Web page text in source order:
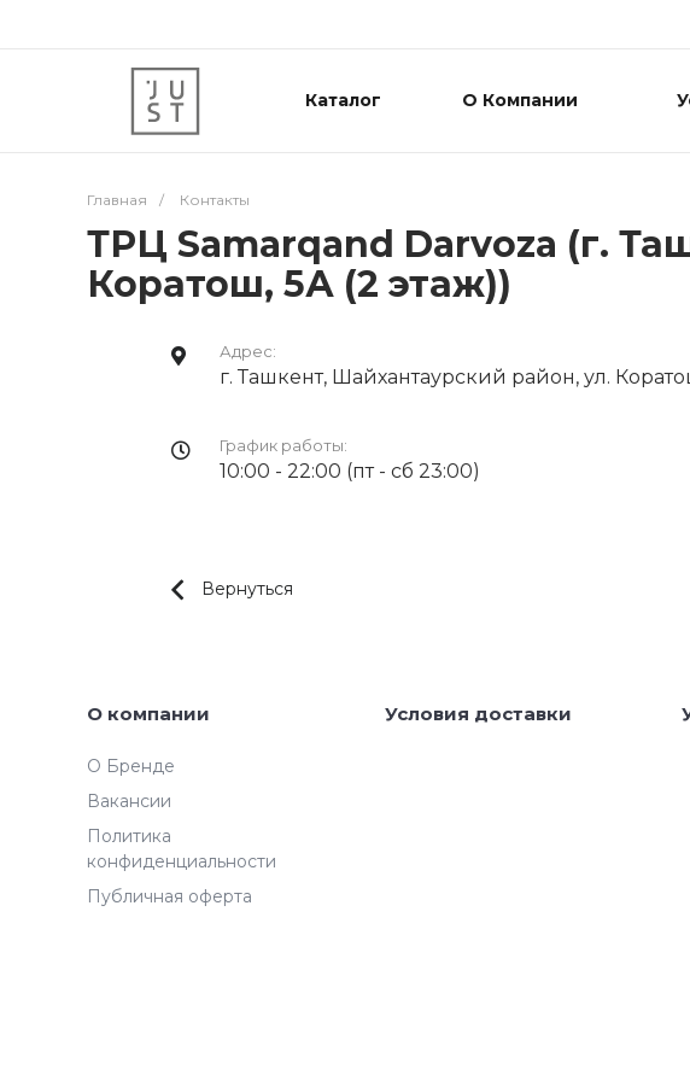
Каталог О Компании
Главная / Контакты
ТРЦ Samarqand Darvoza (г.
Коратош, 5А (2 этаж))
Адрес:
г. Ташкент, Шайхантаурский район, ул.
График работы:
10:00 - 22:00 (пт - сб 23:00)
Вернуться
О компании
О Бренде
Вакансии
Политика
конфиденциальности
Публичная оферта
Условия доставки